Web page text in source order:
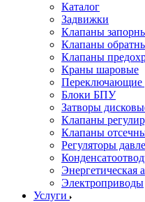
Каталог
Задвижки
Клапаны
Клапаны
Клапаны
Краны шаровые
Переключающие
Блоки БПУ
Затворы
Клапаны
Клапаны
Регуляторы
Энергетическая
Электроприводы
Услуги